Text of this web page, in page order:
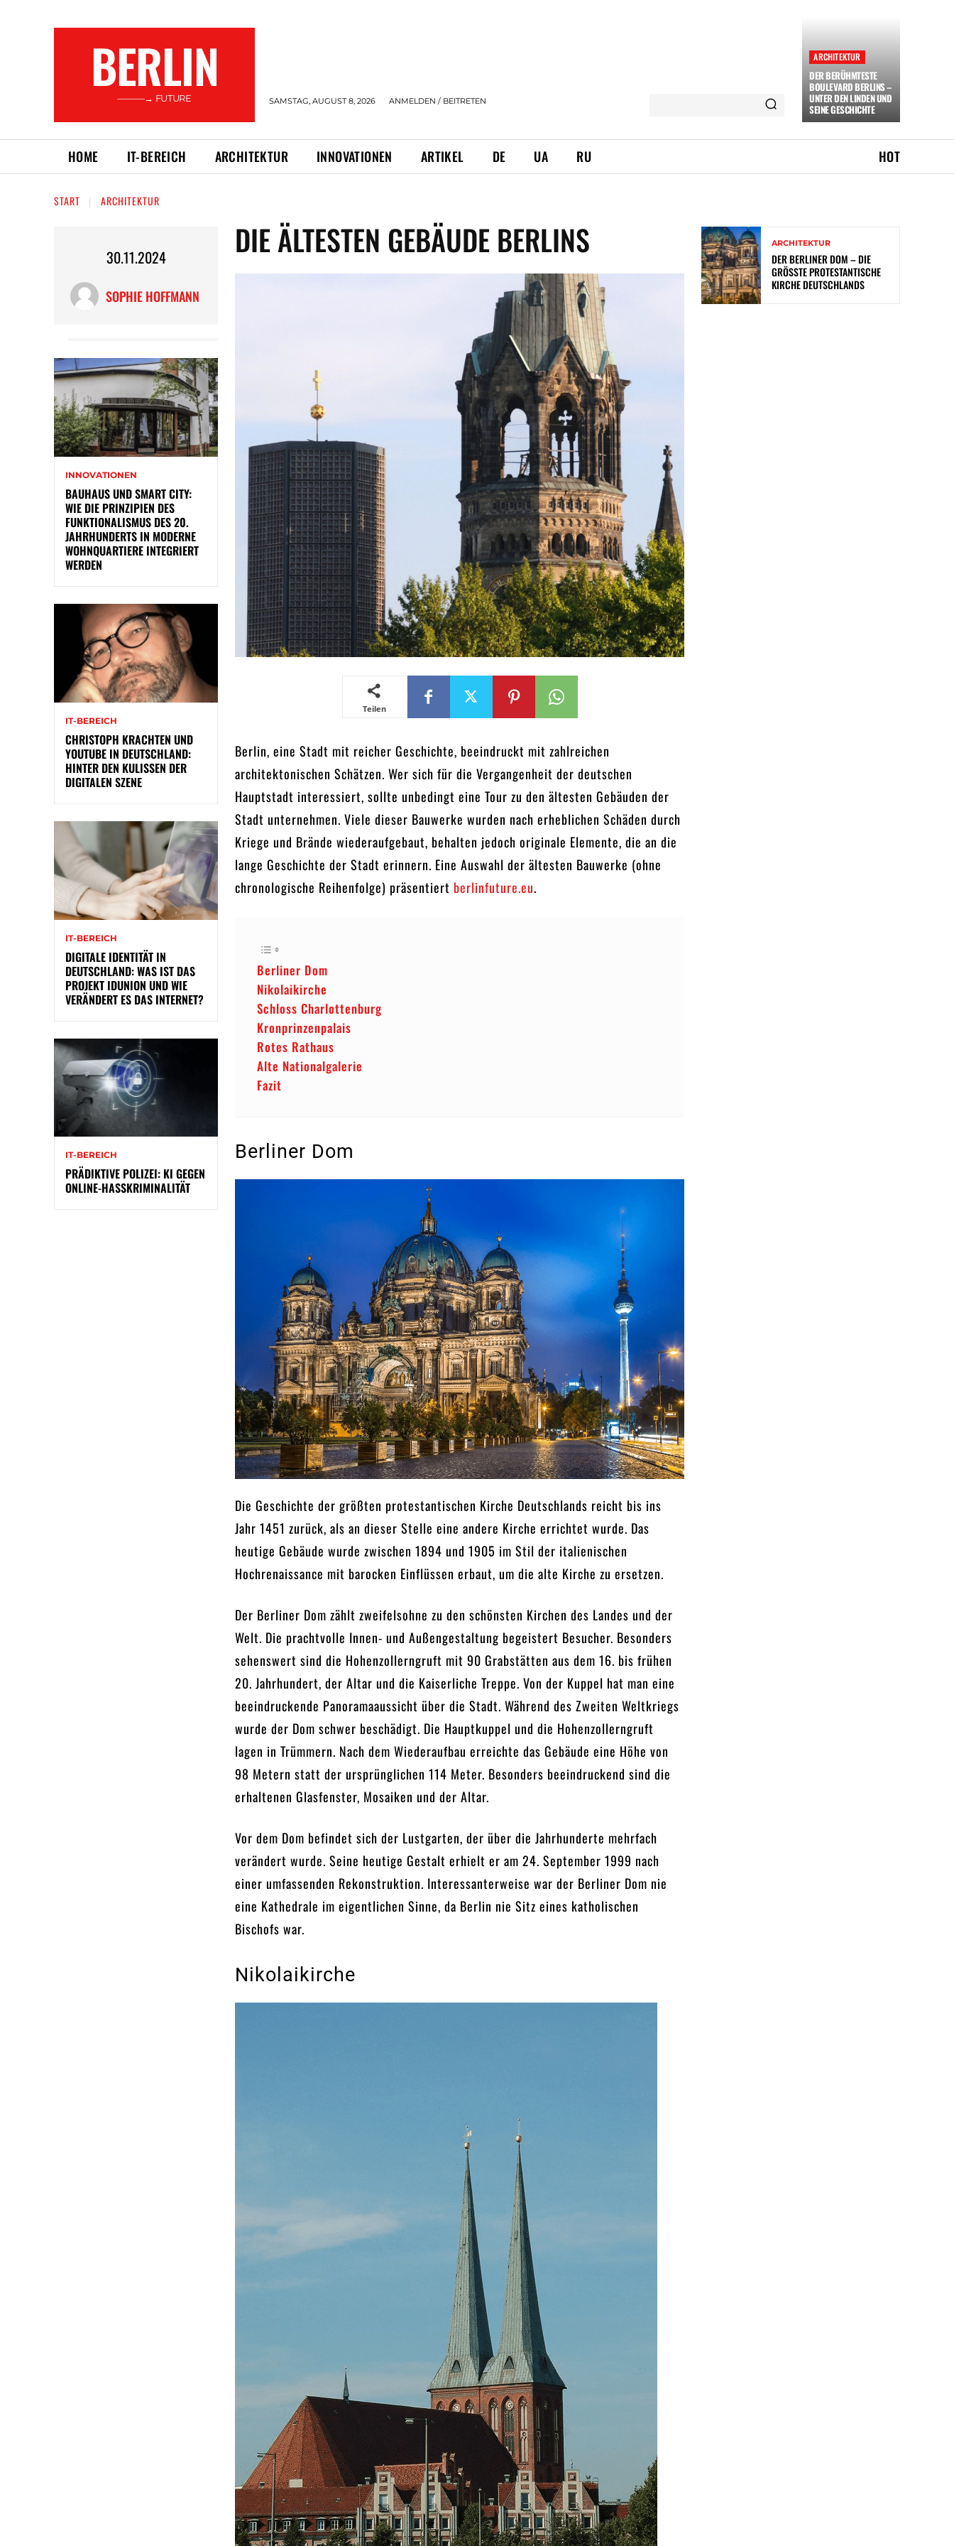
BERLIN
———→ FUTURE SAMSTAG, AUGUST 8, 2026 ANMELDEN / BEITRETEN
ARCHITEKTUR
DER BERÜHMTESTE
BOULEVARD BERLINS –
UNTER DEN LINDEN UND
SEINE GESCHICHTE
HOME IT-BEREICH ARCHITEKTUR INNOVATIONEN ARTIKEL DE UA RU HOT
START ARCHITEKTUR
30.11.2024
SOPHIE HOFFMANN
INNOVATIONEN
BAUHAUS UND SMART CITY:
WIE DIE PRINZIPIEN DES
FUNKTIONALISMUS DES 20.
JAHRHUNDERTS IN MODERNE
WOHNQUARTIERE INTEGRIERT
WERDEN
IT-BEREICH
CHRISTOPH KRACHTEN UND
YOUTUBE IN DEUTSCHLAND:
HINTER DEN KULISSEN DER
DIGITALEN SZENE
IT-BEREICH
DIGITALE IDENTITÄT IN
DEUTSCHLAND: WAS IST DAS
PROJEKT IDUNION UND WIE
VERÄNDERT ES DAS INTERNET?
IT-BEREICH
PRÄDIKTIVE POLIZEI: KI GEGEN
ONLINE-HASSKRIMINALITÄT
DIE ÄLTESTEN GEBÄUDE BERLINS
Teilen
Berlin, eine Stadt mit reicher Geschichte, beeindruckt mit zahlreichen
architektonischen Schätzen. Wer sich für die Vergangenheit der deutschen
Hauptstadt interessiert, sollte unbedingt eine Tour zu den ältesten Gebäuden der
Stadt unternehmen. Viele dieser Bauwerke wurden nach erheblichen Schäden durch
Kriege und Brände wiederaufgebaut, behalten jedoch originale Elemente, die an die
lange Geschichte der Stadt erinnern. Eine Auswahl der ältesten Bauwerke (ohne
chronologische Reihenfolge) präsentiert berlinfuture.eu.
Berliner Dom
Nikolaikirche
Schloss Charlottenburg
Kronprinzenpalais
Rotes Rathaus
Alte Nationalgalerie
Fazit
Berliner Dom
Die Geschichte der größten protestantischen Kirche Deutschlands reicht bis ins
Jahr 1451 zurück, als an dieser Stelle eine andere Kirche errichtet wurde. Das
heutige Gebäude wurde zwischen 1894 und 1905 im Stil der italienischen
Hochrenaissance mit barocken Einflüssen erbaut, um die alte Kirche zu ersetzen.
Der Berliner Dom zählt zweifelsohne zu den schönsten Kirchen des Landes und der
Welt. Die prachtvolle Innen- und Außengestaltung begeistert Besucher. Besonders
sehenswert sind die Hohenzollerngruft mit 90 Grabstätten aus dem 16. bis frühen
20. Jahrhundert, der Altar und die Kaiserliche Treppe. Von der Kuppel hat man eine
beeindruckende Panoramaaussicht über die Stadt. Während des Zweiten Weltkriegs
wurde der Dom schwer beschädigt. Die Hauptkuppel und die Hohenzollerngruft
lagen in Trümmern. Nach dem Wiederaufbau erreichte das Gebäude eine Höhe von
98 Metern statt der ursprünglichen 114 Meter. Besonders beeindruckend sind die
erhaltenen Glasfenster, Mosaiken und der Altar.
Vor dem Dom befindet sich der Lustgarten, der über die Jahrhunderte mehrfach
verändert wurde. Seine heutige Gestalt erhielt er am 24. September 1999 nach
einer umfassenden Rekonstruktion. Interessanterweise war der Berliner Dom nie
eine Kathedrale im eigentlichen Sinne, da Berlin nie Sitz eines katholischen
Bischofs war.
Nikolaikirche
ARCHITEKTUR
DER BERLINER DOM – DIE
GRÖSSTE PROTESTANTISCHE K
IRCHE DEUTSCHLANDS